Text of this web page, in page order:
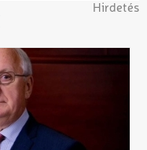
Hirdetés